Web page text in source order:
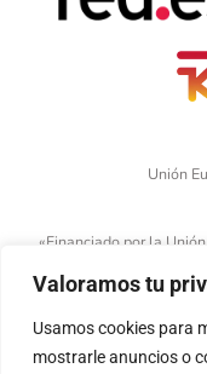
Valoramos tu
Usamos cookies para
mostrarle anuncios o
Unión
«Financiado por la
los puntos de vista y
del autor o autores y
Europea o la Comisión
Europea pueden ser